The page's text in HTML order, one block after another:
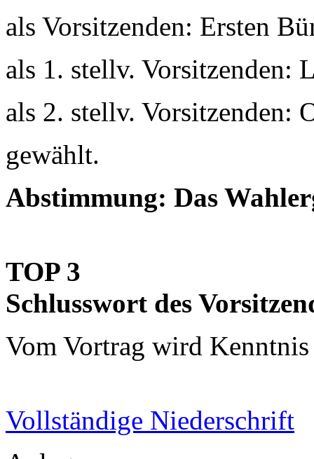
als Vorsitzenden: Ersten
als 1. stellv. Vorsitzenden:
als 2. stellv. Vorsitzenden:
gewählt.
Abstimmung: Das
TOP 3
Schlusswort des
Vom Vortrag wird Kenntnis
Vollständige Niederschrift